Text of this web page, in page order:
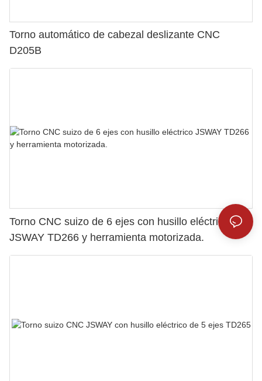
Torno automático de cabezal deslizante CNC
D205B
Torno CNC suizo de 6 ejes con husillo eléctrico
JSWAY TD266 y herramienta motorizada.